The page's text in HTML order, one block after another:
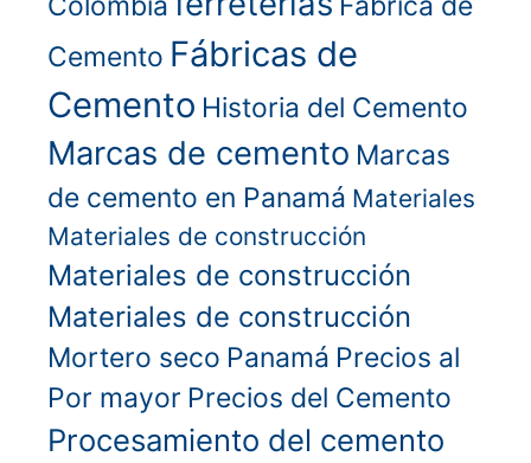
Cemento Fábricas de
Cemento Historia del Cemento
Marcas de cemento Marcas
de cemento en Panamá Materiales
Materiales de construcción
Materiales de construcción
Materiales de construcción
Mortero seco Panamá Precios al
Por mayor Precios del Cemento
Procesamiento del cemento